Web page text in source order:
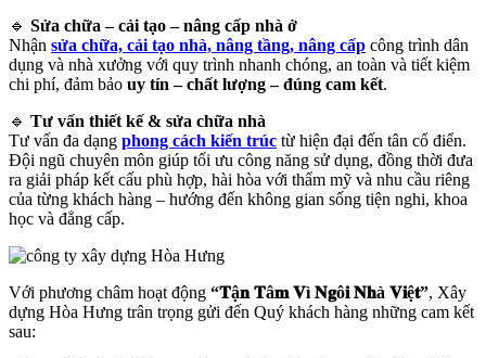
🔹 Sửa chữa – cải tạo – nâng cấp nhà ở
Nhận sửa chữa, cải tạo nhà, nâng tầng, nâng cấp công trình dân
dụng và nhà xưởng với quy trình nhanh chóng, an toàn và tiết kiệm
chi phí, đảm bảo uy tín – chất lượng – đúng cam kết.
🔹 Tư vấn thiết kế & sửa chữa nhà
Tư vấn đa dạng phong cách kiến trúc từ hiện đại đến tân cổ điển.
Đội ngũ chuyên môn giúp tối ưu công năng sử dụng, đồng thời đưa
ra giải pháp kết cấu phù hợp, hài hòa với thẩm mỹ và nhu cầu riêng
của từng khách hàng – hướng đến không gian sống tiện nghi, khoa
học và đẳng cấp.
Với phương châm hoạt động “𝐓ậ𝐧 𝐓â𝐦 𝐕ì 𝐍𝐠ô𝐢 𝐍𝐡à 𝐕𝐢ệ𝐭”, Xây
dựng Hòa Hưng trân trọng gửi đến Quý khách hàng những cam kết
sau: